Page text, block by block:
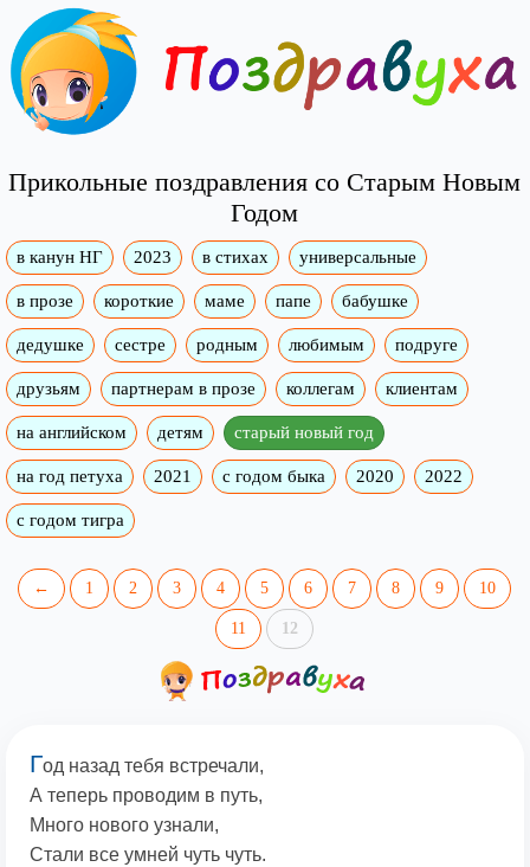
Прикольные поздравления со Старым Новым
Годом
в канун НГ 2023 в стихах универсальные
в прозе короткие маме папе бабушке
дедушке сестре родным любимым подруге
друзьям партнерам в прозе коллегам клиентам
на английском детям старый новый год
на год петуха 2021 с годом быка 2020 2022
с годом тигра
← 1 2 3 4 5 6 7 8 9 10
11 12
Год назад тебя встречали,
А теперь проводим в путь,
Много нового узнали,
Стали все умней чуть чуть.